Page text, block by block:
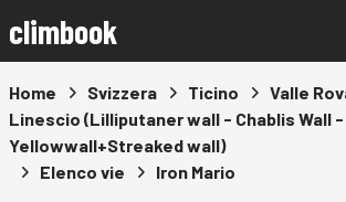
climbook
Home Svizzera Ticino
Valle
Linescio (Lilliputaner wall - Chablis Wall -
Yellowwall+Streaked wall)
Elenco vie
Iron Mario